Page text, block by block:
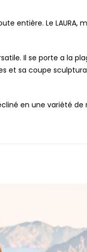
entière. Le
Il se porte a la
et sa coupe
en une variété de